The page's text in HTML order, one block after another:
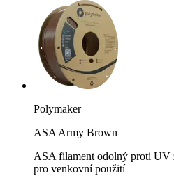
Polymaker
ASA Army Brown
ASA filament odolný proti UV
pro venkovní použití